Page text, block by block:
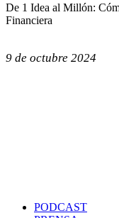
De 1 Idea al Millón:
Financiera
9 de octubre 2024
PODCAST